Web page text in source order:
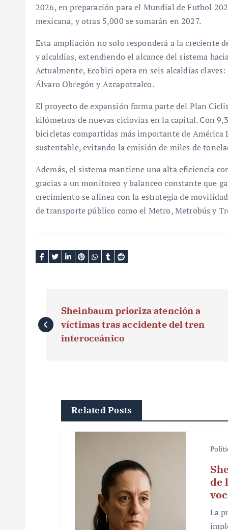
2026, en preparación para el Mundial de Futbol
mexicana, y otras 5,000 se sumarán en 2027.
Esta ampliación no solo responderá a la creciente
y alcaldías, extendiendo el alcance del sistema
Actualmente, Ecobici opera en seis alcaldías
Álvaro Obregón y Azcapotzalco.
El proyecto de expansión forma parte del Plan
kilómetros de nuevas ciclovías en la capital. Con
bicicletas compartidas más importante de
sustentable, evitando la emisión de miles de
Además, el sistema mantiene una alta eficiencia
gracias a un monitoreo y balanceo constante que
crecimiento se alinea con la estrategia de
de transporte público como el Metro, Metrobús y
a
Sheinbaum prioriza atención a
víctimas tras accidente del tren
interoceánico
Related Posts
de
La